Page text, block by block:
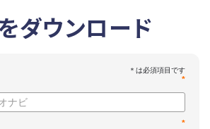
ダウンロード
*
*